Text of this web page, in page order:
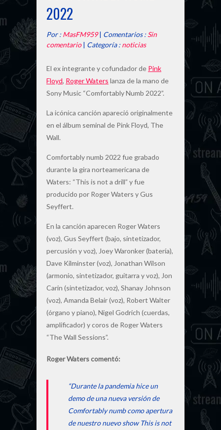
2022
Por : MasFM959| Comentarios : Sin
comentario| Categoría : noticias
El ex integrante y cofundador de Pink
Floyd, Roger Waters lanza de la mano de
Sony Music “Comfortably Numb 2022”.
La icónica canción apareció originalmente
en el álbum seminal de Pink Floyd, The
Wall.
Comfortably numb 2022 fue grabado
durante la gira norteamericana de
Waters: “This is not a drill” y fue
producido por Roger Waters y Gus
Seyffert.
En la canción aparecen Roger Waters
(voz), Gus Seyffert (bajo, sintetizador,
percusión y voz), Joey Waronker (batería),
Dave Kilminster (voz), Jonathan Wilson
(armonio, sintetizador, guitarra y voz), Jon
Carin (sintetizador, voz), Shanay Johnson
(voz), Amanda Belair (voz), Robert Walter
(órgano y piano), Nigel Godrich (cuerdas,
amplificador) y coros de Roger Waters
“The Wall Sessions”.
Roger Waters comentó:
“Durante la pandemia hice un
demo de una nueva versión de
Comfortably numb como apertura
de nuestro nuevo show This is not